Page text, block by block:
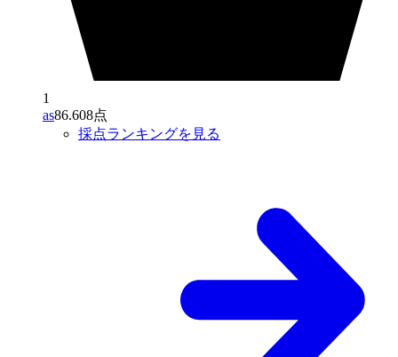
1
as86.608点
採点ランキングを見る